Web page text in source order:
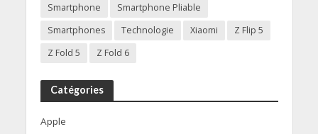
Smartphone
Smartphone Pliable
Smartphones
Technologie Xiaomi
Z Flip 5
Z Fold 5
Z Fold 6
Catégories
Apple